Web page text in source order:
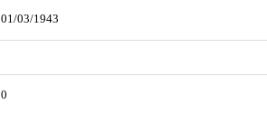
01/03/1943
0